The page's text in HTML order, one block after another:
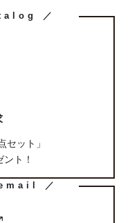
／
セット」
ト！
／